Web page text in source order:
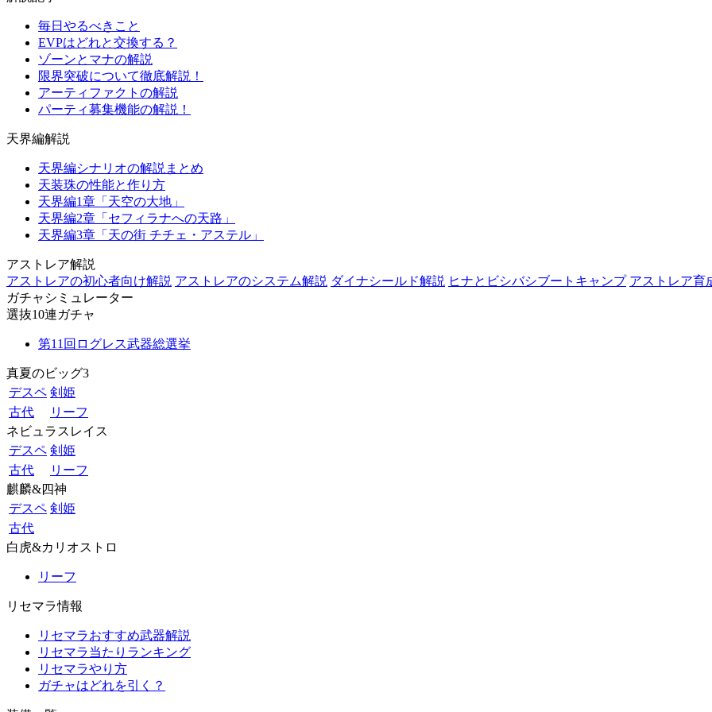
毎日やるべきこと
EVPはどれと交換する？
ゾーンとマナの解説
限界突破について徹底解説！
アーティファクトの解説
パーティ募集機能の解説！
天界編解説
天界編シナリオの解説まとめ
天装珠の性能と作り方
天界編1章「天空の大地」
天界編2章「セフィラナへの天路」
天界編3章「天の街 チチェ・アステル」
アストレア解説
アストレアの初心者向け解説 アストレアのシステム解説 ダイナシールド解説 ヒナとビシバシブートキャンプ アストレア育
ガチャシミュレーター
選抜10連ガチャ
第11回ログレス武器総選挙
真夏のビッグ3
デスペ 剣姫
古代
リーフ
ネビュラスレイス
デスペ 剣姫
古代
リーフ
麒麟&四神
デスペ 剣姫
古代
白虎&カリオストロ
リーフ
リセマラ情報
リセマラおすすめ武器解説
リセマラ当たりランキング
リセマラやり方
ガチャはどれを引く？